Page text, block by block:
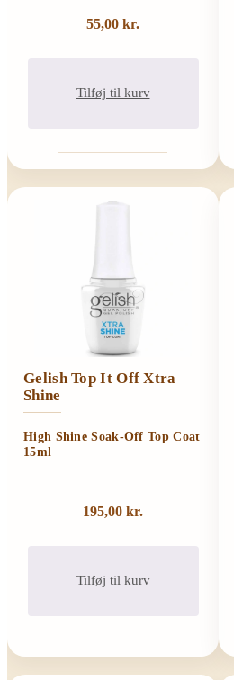
55,00 kr.
Tilføj til kurv
Gelish Top It Off Xtra
Shine
High Shine Soak-Off Top Coat
15ml
195,00 kr.
Tilføj til kurv